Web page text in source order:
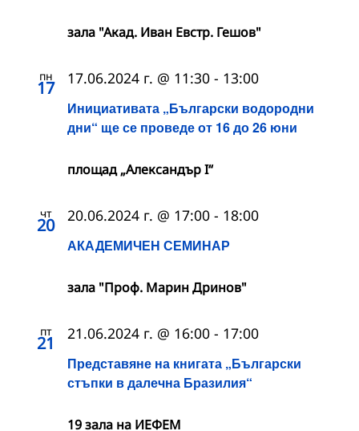
зала "Акад. Иван Евстр. Гешов"
пн
17
Инициативата „Български водородни
дни“ ще се проведе от 16 до 26 юни
17.06.2024 г. @ 11:30 - 13:00
площад „Александър I“
чт
20
АКАДЕМИЧЕН СЕМИНАР
20.06.2024 г. @ 17:00 - 18:00
зала "Проф. Марин Дринов"
пт
21
Представяне на книгата „Български
стъпки в далечна Бразилия“
21.06.2024 г. @ 16:00 - 17:00
19 зала на ИЕФЕМ